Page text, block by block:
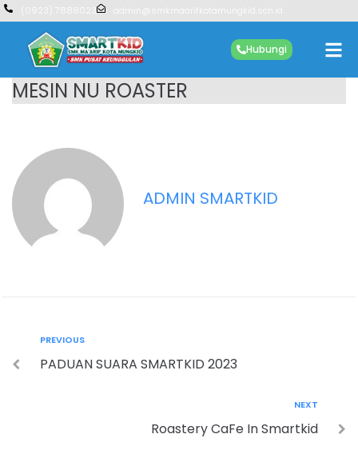
(0923) 7888023 admin@smkmaarifkotamungkid.sch.id
Hubungi
MESIN NU ROASTER
ADMIN SMARTKID
PREVIOUS
PADUAN SUARA SMARTKID 2023
NEXT
Roastery CaFe In Smartkid